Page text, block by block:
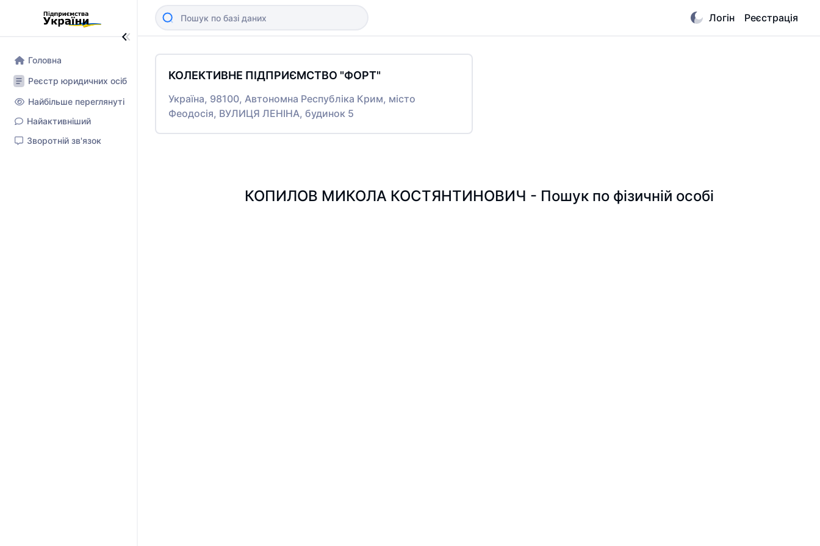
Головна
Реєстр юридичних осіб
Найбільше переглянуті
Найактивніший
Зворотній зв'язок
Логін Реєстрація
КОЛЕКТИВНЕ ПІДПРИЄМСТВО "ФОРТ"
Україна, 98100, Автономна Республіка Крим, місто
Феодосія, ВУЛИЦЯ ЛЕНІНА, будинок 5
КОПИЛОВ МИКОЛА КОСТЯНТИНОВИЧ - Пошук по фізичній особі